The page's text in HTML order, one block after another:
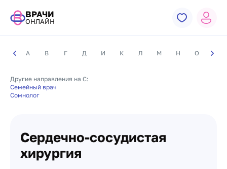
ВРАЧИ
ОНЛАЙН
А В Г Д И К Л М Н О П
Другие направления на С:
Семейный врач
Сомнолог
Сердечно-сосудистая
хирургия